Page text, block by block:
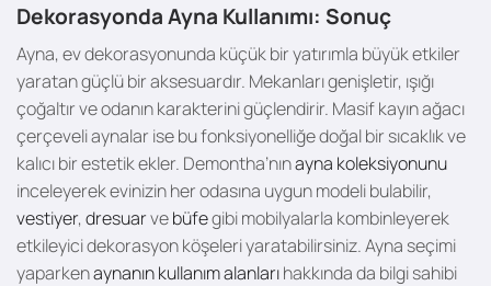
Dekorasyonda Ayna Kullanımı: Sonuç
Ayna, ev dekorasyonunda küçük bir yatırımla büyük etkiler
yaratan güçlü bir aksesuardır. Mekanları genişletir, ışığı
çoğaltır ve odanın karakterini güçlendirir. Masif kayın ağacı
çerçeveli aynalar ise bu fonksiyonelliğe doğal bir sıcaklık ve
kalıcı bir estetik ekler. Demontha’nınayna koleksiyonunu
inceleyerek evinizin her odasına uygun modeli bulabilir,
vestiyer, dresuarvebüfegibi mobilyalarla kombinleyerek
etkileyici dekorasyon köşeleri yaratabilirsiniz. Ayna seçimi
yaparkenaynanın kullanım alanlarıhakkında da bilgi sahibi